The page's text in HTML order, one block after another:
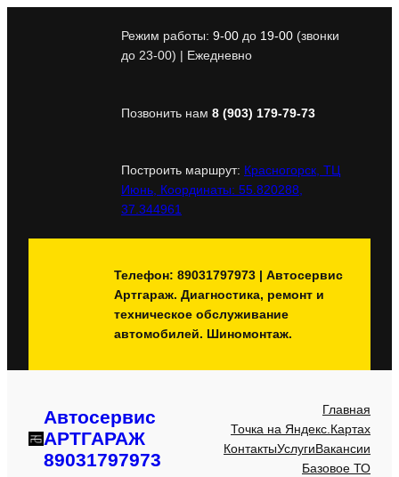
Режим работы: 9-00 до 19-00 (звонки
до 23-00) | Ежедневно
Позвонить нам 8 (903) 179-79-73
Построить маршрут: Красногорск, ТЦ
Июнь, Координаты: 55.820288,
37.344961
Телефон: 89031797973 | Автосервис
Артгараж. Диагностика, ремонт и
техническое обслуживание
автомобилей. Шиномонтаж.
Автосервис
АРТГАРАЖ
89031797973
Главная
Точка на Яндекс.Картах
КонтактыУслугиВакансии
Базовое ТО